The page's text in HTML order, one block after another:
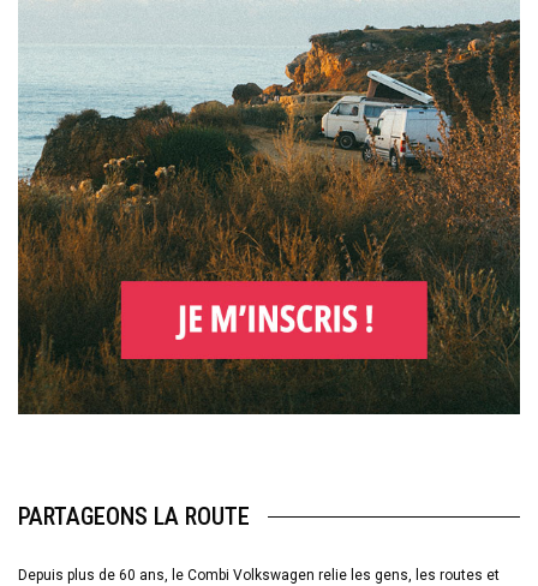
PARTAGEONS LA ROUTE
Depuis plus de 60 ans, le Combi Volkswagen relie les gens, les routes et